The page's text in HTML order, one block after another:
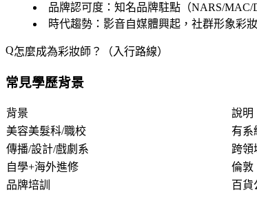
品牌認可度 ：知名品牌駐點（NARS/
時代趨勢 ：影音自媒體興起，社群形象彩
怎麼成為彩妝師？（入行路線）
常見學歷背景
背景 說明
美容美髮科/職校
有系
傳播/設計/戲劇系
跨領
自學+海外進修
倫敦
品牌培訓
百貨